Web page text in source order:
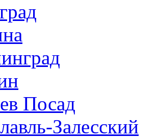
Посад
Залесский